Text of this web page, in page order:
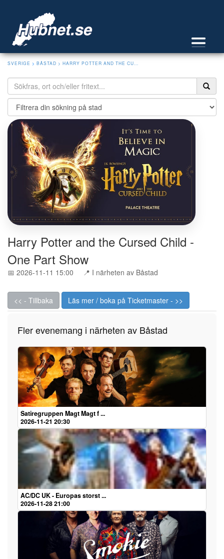
SVERIGE > BÅSTAD > HARRY POTTER AND THE CU...
Harry Potter and the Cursed Child -
One Part Show
📅 2026-11-11 15:00 📍 I närheten av Båstad
<< - Tillbaka Läs mer / boka på Ticketmaster - >>
Fler evenemang i närheten av Båstad
Satiregruppen Magt Magt f ...
2026-11-21 20:30
AC/DC UK - Europas storst ...
2026-11-28 21:00